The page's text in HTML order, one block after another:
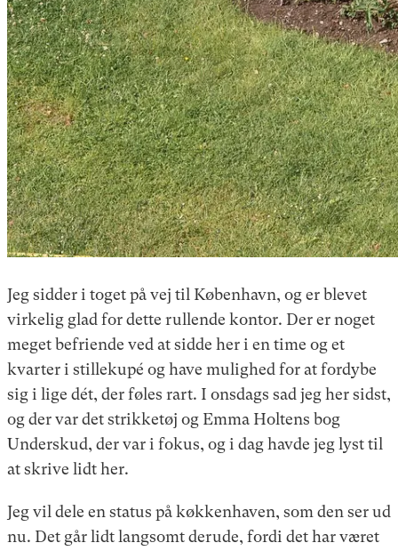
Jeg sidder i toget på vej til København, og er blevet
virkelig glad for dette rullende kontor. Der er noget
meget befriende ved at sidde her i en time og et
kvarter i stillekupé og have mulighed for at fordybe
sig i lige dét, der føles rart. I onsdags sad jeg her sidst,
og der var det strikketøj og Emma Holtens bog
Underskud, der var i fokus, og i dag havde jeg lyst til
at skrive lidt her.
Jeg vil dele en status på køkkenhaven, som den ser ud
nu. Det går lidt langsomt derude, fordi det har været